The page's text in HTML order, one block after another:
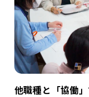
他職種と「協働